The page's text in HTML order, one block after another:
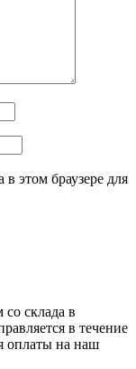
этом браузере для
склада в
в течение
оплаты на наш